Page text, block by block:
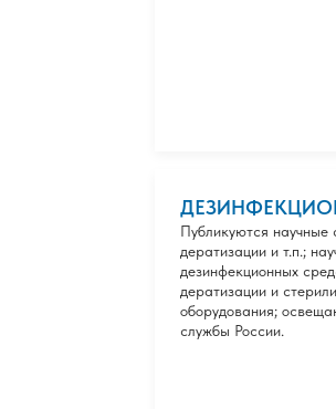
Публикуются научные
дератизации и т.п.;
дезинфекционных
дератизации и
оборудования;
службы России.